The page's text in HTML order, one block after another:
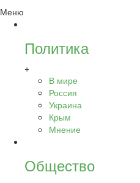
Меню
Политика
+
В мире
Россия
Украина
Крым
Мнение
Общество